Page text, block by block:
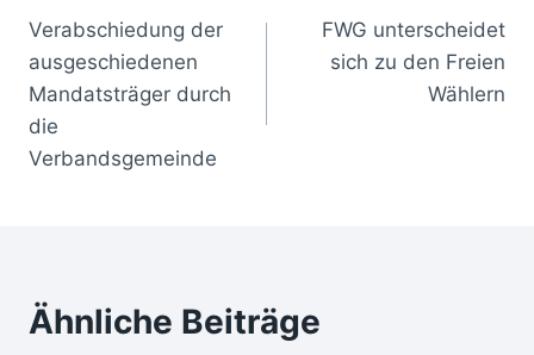
Verabschiedung der
ausgeschiedenen
Mandatsträger durch
die
Verbandsgemeinde
FWG unterscheidet
sich zu den Freien
Wählern
Ähnliche Beiträge